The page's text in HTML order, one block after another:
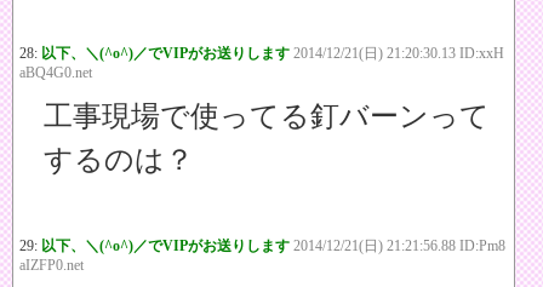
28: 以下、＼(^o^)／でVIPがお送りします 2014/12/21(日) 21:20:30.13 ID:xxH
aBQ4G0.net
工事現場で使ってる釘バーンって
するのは？
29: 以下、＼(^o^)／でVIPがお送りします 2014/12/21(日) 21:21:56.88 ID:Pm8
aIZFP0.net